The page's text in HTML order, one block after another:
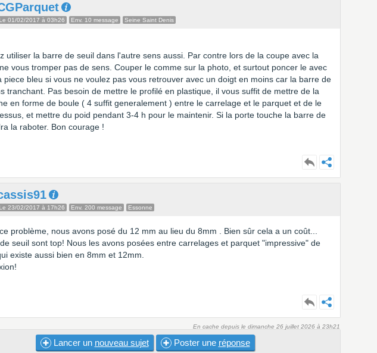
Le 01/02/2017 à 03h26 Env. 10 message Seine Saint Denis
utiliser la barre de seuil dans l'autre sens aussi. Par contre lors de la coupe avec la
vous tromper pas de sens. Couper le comme sur la photo, et surtout poncer le avec
piece bleu si vous ne voulez pas vous retrouver avec un doigt en moins car la barre de
tranchant. Pas besoin de mettre le profilé en plastique, il vous suffit de mettre de la
en forme de boule ( 4 suffit generalement ) entre le carrelage et le parquet et de le
et mettre du poid pendant 3-4 h pour le maintenir. Si la porte touche la barre de
la raboter. Bon courage !
Le 23/02/2017 à 17h26 Env. 200 message Essonne
problème, nous avons posé du 12 mm au lieu du 8mm . Bien sûr cela a un coût...
seuil sont top! Nous les avons posées entre carrelages et parquet "impressive" de
existe aussi bien en 8mm et 12mm.
En cache depuis le dimanche 26 juillet 2026 à 23h21
Lancer un nouveau sujet Poster une réponse